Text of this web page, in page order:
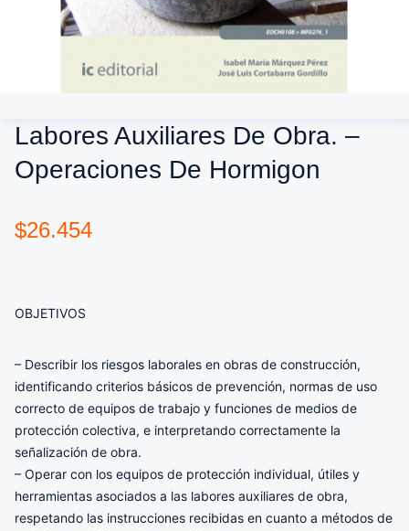
Labores Auxiliares De Obra. –
Operaciones De Hormigon
$26.454
OBJETIVOS
– Describir los riesgos laborales en obras de construcción,
identificando criterios básicos de prevención, normas de uso
correcto de equipos de trabajo y funciones de medios de
protección colectiva, e interpretando correctamente la
señalización de obra.
– Operar con los equipos de protección individual, útiles y
herramientas asociados a las labores auxiliares de obra,
respetando las instrucciones recibidas en cuanto a métodos de